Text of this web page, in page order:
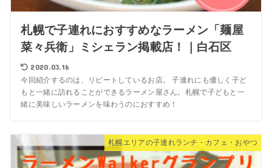
札幌で子連れにおすすめなラーメン「麺屋
菜々兵衛」ミシェラン掲載店！｜白石区
2020.03.16
今回紹介するのは、リピートしているお店。 子連れにも優しく子ど
もと一緒に訪れることができるラーメン屋さん。札幌で子どもと一
緒に美味しいラーメンを味わうのにおすすめ！
札幌エリアの子連れランチ・カフェ・おやつ